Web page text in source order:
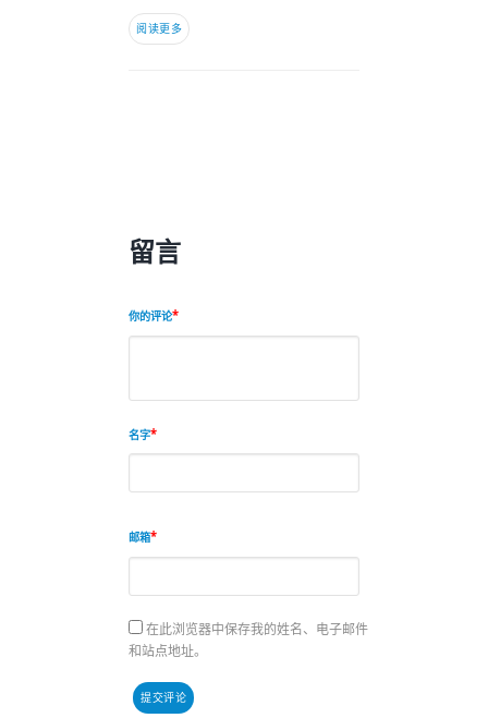
阅读更多
留言
你的评论
名字
邮箱
在此浏览器中保存我的姓名、电子邮件
和站点地址。